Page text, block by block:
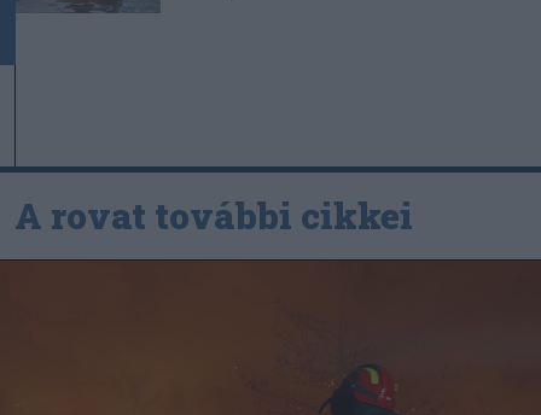
A rovat további cikkei